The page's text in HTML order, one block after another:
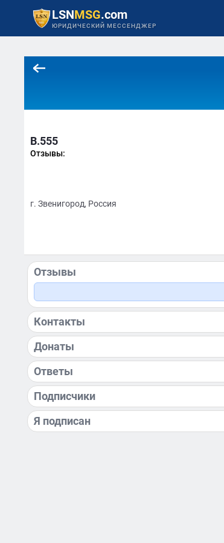
LSNMSG.com
ЮРИДИЧЕСКИЙ МЕССЕНДЖЕР
В.555
Отзывы:
г. Звенигород, Россия
Отзывы
Контакты
Донаты
Ответы
Подписчики
Я подписан